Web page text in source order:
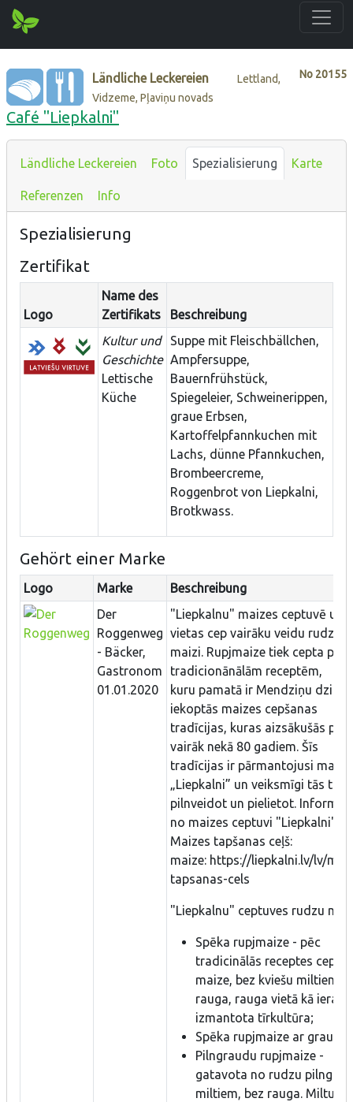
No 20155
Ländliche Leckereien
Lettland,
Vidzeme, Pļaviņu novads
Café "Liepkalni"
Ländliche Leckereien Foto Spezialisierung Karte
Referenzen Info
Spezialisierung
Zertifikat
Logo
Name des
Zertifikats
Beschreibung
Kultur und
Geschichte
Lettische
Küche
Suppe mit Fleischbällchen,
Ampfersuppe,
Bauernfrühstück,
Spiegeleier, Schweinerippen,
graue Erbsen,
Kartoffelpfannkuchen mit
Lachs, dünne Pfannkuchen,
Brombeercreme,
Roggenbrot von Liepkalni,
Brotkwass.
Gehört einer Marke
Logo Marke
Beschreibung
Der
Roggenweg
- Bäcker,
Gastronom
01.01.2020
"Liepkalnu" maizes ceptuvē uz
vietas cep vairāku veidu rudzu
maizi. Rupjmaize tiek cepta pēc
tradicionānālām receptēm,
kuru pamatā ir Mendziņu
iekoptās maizes cepšanas
tradīcijas, kuras aizsākušās
vairāk nekā 80 gadiem. Šīs
tradīcijas ir pārmantojusi
„Liepkalni” un veiksmīgi tās
pilnveidot un pielietot.
no maizes ceptuvi "Liepkalni" -
Maizes tapšanas ceļš:
maize: https://liepkalni.lv/lv/
tapsanas-cels
"Liepkalnu" ceptuves rudzu
Spēka rupjmaize - pēc
tradicinālās receptes cepta
maize, bez kviešu miltiem
rauga, rauga vietā kā
izmantota tīrkultūra;
Spēka rupjmaize ar
Pilngraudu rupjmaize -
gatavota no rudzu
miltiem, bez rauga. Miltus